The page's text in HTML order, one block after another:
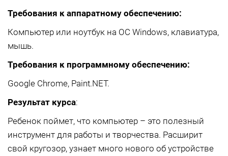
Требования к аппаратному обеспечению:
Компьютер или ноутбук на ОС Windows, клавиатура,
мышь.
Требования к программному обеспечению:
Google Chrome, Paint.NET.
Результат курса:
Ребенок поймет, что компьютер – это полезный
инструмент для работы и творчества. Расширит
свой кругозор, узнает много нового об устройстве